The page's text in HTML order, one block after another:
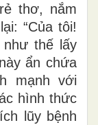
thơ, nắm
“Của tôi!
thế lấy
ẩn chứa
mạnh với
hình thức
lũy bệnh